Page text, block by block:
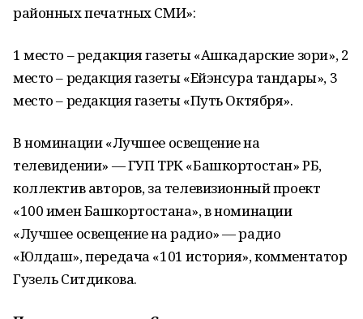
районных печатных СМИ»:
1 место – редакция газеты «Ашкадарские зори», 2
место – редакция газеты «Ейэнсура тандары», 3
место – редакция газеты «Путь Октября».
В номинации «Лучшее освещение на
телевидении» — ГУП ТРК «Башкортостан» РБ,
коллектив авторов, за телевизионный проект
«100 имен Башкортостана», в номинации
«Лучшее освещение на радио» — радио
«Юлдаш», передача «101 история», комментатор
Гузель Ситдикова.